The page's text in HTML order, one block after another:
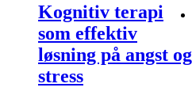
Kognitiv terapi
som effektiv
løsning på angst og
stress